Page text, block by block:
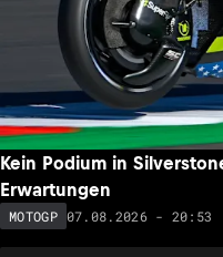
Kein Podium in
Erwartungen
MOTOGP 07.08.2026 - 20:53